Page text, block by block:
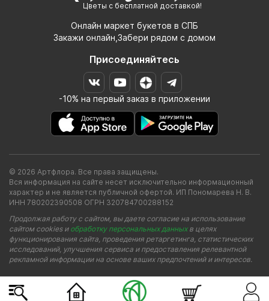
Цветы с бесплатной доставкой!
Онлайн маркет букетов в СПБ
Закажи онлайн,Забери рядом с домом
Присоединяйтесь
-10% на первый заказ в приложении
© 2026 Артфлора. Все права защищены.
Вся информация на сайте несет исключительно информационный
характер и не является публичной офертой. ИП Пономарева Н. В.
ИНН 780202390508 ОГРН 320784700288152
Продолжая работу с сайтом, вы даете согласие на использование
сайтом cookies и обработку персональных данныхв целях
функционирования сайта, проведения ретаргетинга, статистических
исследований, улучшения сервиса и предоставления релевантной
рекламной информации на основе ваших предпочтений и интересов.